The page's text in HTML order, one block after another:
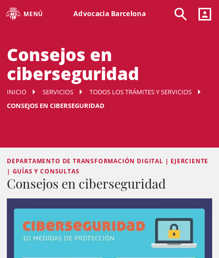
MENÚ Advocacia Barcelona
Consejos en
ciberseguridad
INICIO SERVICIOS
TODOS LOS TRÁMITES Y SERVICIOS
CONSEJOS EN CIBERSEGURIDAD
DEPARTAMENTO DE TRANSFORMACIÓN DIGITAL | EJERCIENTE
| GUÍAS Y CONSULTAS
Consejos en ciberseguridad